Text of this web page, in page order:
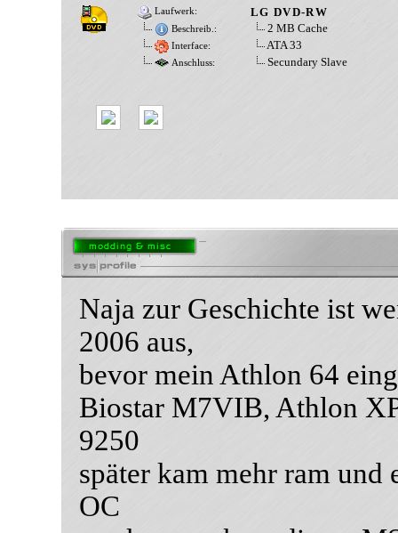
Laufwerk: LG DVD-RW
Beschreib.: 2 MB Cache
Interface: ATA 33
Anschluss: Secundary Slave
Naja zur Geschichte ist
2006 aus,
bevor mein Athlon 64
Biostar M7VIB, Athlon
9250
später kam mehr ram
OC